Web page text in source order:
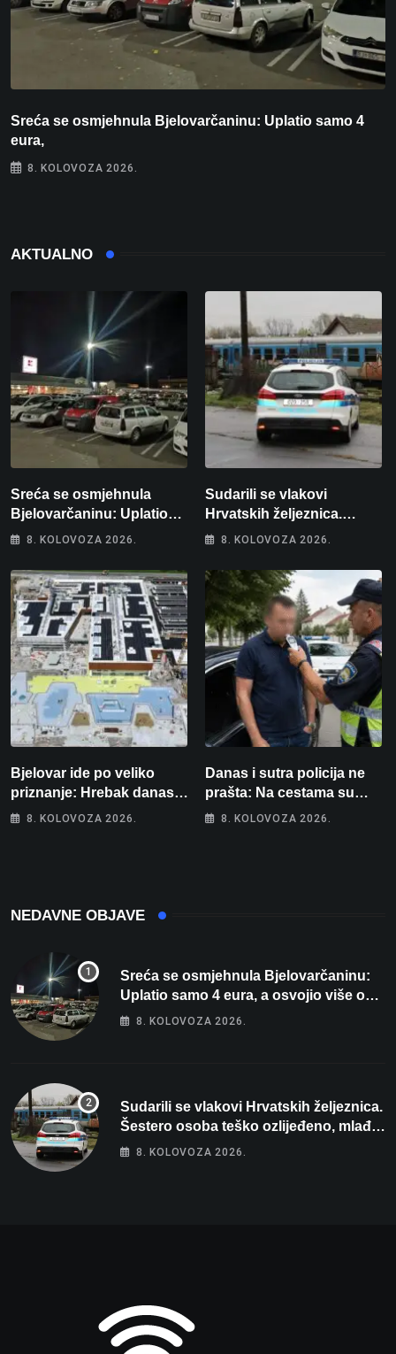
Sreća se osmjehnula Bjelovarčaninu: Uplatio samo 4
eura,
8. KOLOVOZA 2026.
AKTUALNO
Sreća se osmjehnula
Bjelovarčaninu: Uplatio
samo 4 eura, a osvojio
8. KOLOVOZA 2026.
Sudarili se vlakovi
Hrvatskih željeznica.
Šestero osoba teško
intenzivnoj
8. KOLOVOZA 2026.
Bjelovar ide po veliko
priznanje: Hrebak danas u
Parizu predstavlja
8. KOLOVOZA 2026.
Danas i sutra policija ne
prašta: Na cestama su
posebno na meti ovi
8. KOLOVOZA 2026.
NEDAVNE OBJAVE
Sreća se osmjehnula Bjelovarčaninu:
Uplatio samo 4 eura, a osvojio više od
80 tisuća eura
8. KOLOVOZA 2026.
Sudarili se vlakovi Hrvatskih željeznica.
Šestero osoba teško ozlijeđeno, mlađa
žena na intenzivnoj
8. KOLOVOZA 2026.